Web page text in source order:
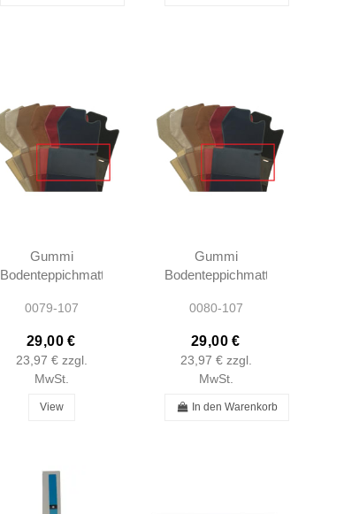
Gummi
Bodenteppichmatte
R107 SL107
0079-107
29,00 €
23,97 € zzgl.
MwSt.
View
Gummi
Bodenteppichmatte
R107 SL107
0080-107
29,00 €
23,97 € zzgl.
MwSt.
In den Warenkorb